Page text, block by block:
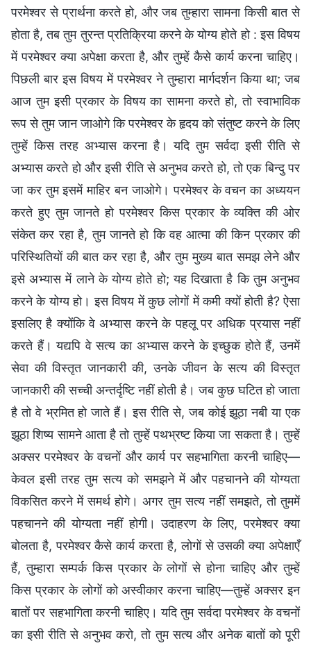
परमेश्वर से प्रार्थना करते हो, और जब तुम्हारा सामना किसी बात से
होता है, तब तुम तुरन्त प्रतिक्रिया करने के योग्य होते हो : इस विषय
में परमेश्वर क्या अपेक्षा करता है, और तुम्हें कैसे कार्य करना चाहिए।
पिछली बार इस विषय में परमेश्वर ने तुम्हारा मार्गदर्शन किया था; जब
आज तुम इसी प्रकार के विषय का सामना करते हो, तो स्वाभाविक
रूप से तुम जान जाओगे कि परमेश्वर के हृदय को संतुष्ट करने के लिए
तुम्हें किस तरह अभ्यास करना है। यदि तुम सर्वदा इसी रीति से
अभ्यास करते हो और इसी रीति से अनुभव करते हो, तो एक बिन्दु पर
जा कर तुम इसमें माहिर बन जाओगे। परमेश्वर के वचन का अध्ययन
करते हुए तुम जानते हो परमेश्वर किस प्रकार के व्यक्ति की ओर
संकेत कर रहा है, तुम जानते हो कि वह आत्मा की किन प्रकार की
परिस्थितियों की बात कर रहा है, और तुम मुख्य बात समझ लेने और
इसे अभ्यास में लाने के योग्य होते हो; यह दिखाता है कि तुम अनुभव
करने के योग्य हो। इस विषय में कुछ लोगों में कमी क्यों होती है? ऐसा
इसलिए है क्योंकि वे अभ्यास करने के पहलू पर अधिक प्रयास नहीं
करते हैं। यद्यपि वे सत्य का अभ्यास करने के इच्छुक होते हैं, उनमें
सेवा की विस्तृत जानकारी की, उनके जीवन के सत्य की विस्तृत
जानकारी की सच्ची अन्तर्दृष्टि नहीं होती है। जब कुछ घटित हो जाता
है तो वे भ्रमित हो जाते हैं। इस रीति से, जब कोई झूठा नबी या एक
झूठा शिष्य सामने आता है तो तुम्हें पथभ्रष्ट किया जा सकता है। तुम्हें
अक्सर परमेश्वर के वचनों और कार्य पर सहभागिता करनी चाहिए—
केवल इसी तरह तुम सत्य को समझने में और पहचानने की योग्यता
विकसित करने में समर्थ होगे। अगर तुम सत्य नहीं समझते, तो तुममें
पहचानने की योग्यता नहीं होगी। उदाहरण के लिए, परमेश्वर क्या
बोलता है, परमेश्वर कैसे कार्य करता है, लोगों से उसकी क्या अपेक्षाएँ
हैं, तुम्हारा सम्पर्क किस प्रकार के लोगों से होना चाहिए और तुम्हें
किस प्रकार के लोगों को अस्वीकार करना चाहिए—तुम्हें अक्सर इन
बातों पर सहभागिता करनी चाहिए। यदि तुम सर्वदा परमेश्वर के वचनों
का इसी रीति से अनुभव करो, तो तुम सत्य और अनेक बातों को पूरी